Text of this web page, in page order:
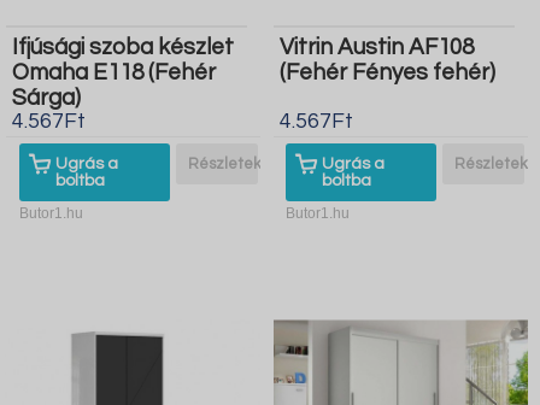
Ifjúsági szoba készlet
Omaha E118 (Fehér
Sárga)
4.567Ft
Ugrás a
boltba
Részletek
Butor1.hu
Vitrin Austin AF108
(Fehér Fényes fehér)
4.567Ft
Ugrás a
boltba
Részletek
Butor1.hu